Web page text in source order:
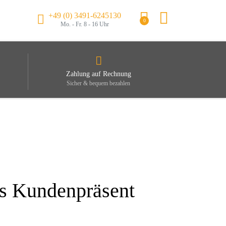
+49 (0) 3491-6245130
Mo. - Fr. 8 - 16 Uhr
0
Zahlung auf Rechnung
Sicher & bequem bezahlen
Kundenpräsent